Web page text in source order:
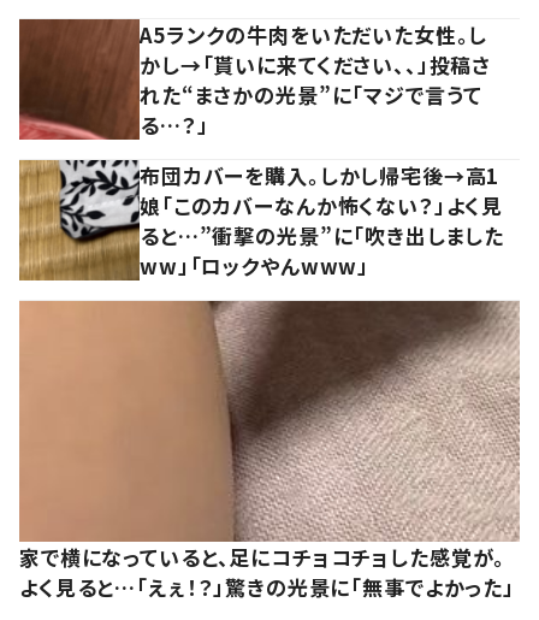
A5ランクの牛肉をいただいた女性。し
かし→「貰いに来てください、、」投稿さ
れた“まさかの光景”に「マジで言うて
る…？」
布団カバーを購入。しかし帰宅後→高1
娘「このカバーなんか怖くない？」よく見
ると…”衝撃の光景”に「吹き出しました
ww」「ロックやんwww」
家で横になっていると、足にコチョコチョした感覚が。
よく見ると…「えぇ！？」驚きの光景に「無事でよかった」